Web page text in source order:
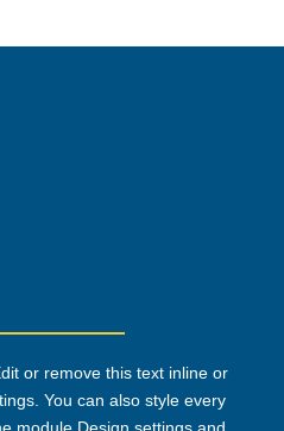
or remove this text inline or
You can also style every